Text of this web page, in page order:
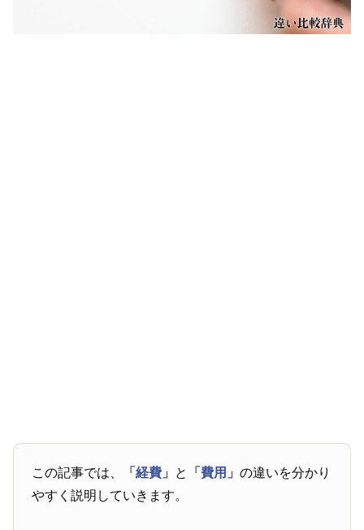
この記事では、 「経費」 と 「費用」の違いを分かり
やすく説明していきます。